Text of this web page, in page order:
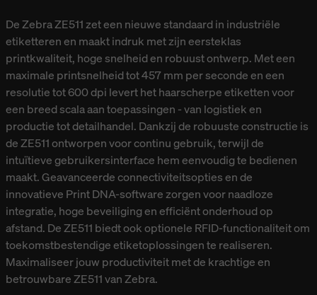
De Zebra ZE511 zet een nieuwe standaard in industriële
etiketteren en maakt indruk met zijn eersteklas
printkwaliteit, hoge snelheid en robuust ontwerp. Met een
maximale printsnelheid tot 457 mm per seconde en een
resolutie tot 600 dpi levert het haarscherpe etiketten voor
een breed scala aan toepassingen - van logistiek en
productie tot detailhandel. Dankzij de robuuste constructie is
de ZE511 ontworpen voor continu gebruik, terwijl de
intuïtieve gebruikersinterface hem eenvoudig te bedienen
maakt. Geavanceerde connectiviteitsopties en de
innovatieve Print DNA-software zorgen voor naadloze
integratie, hoge beveiliging en efficiënt onderhoud op
afstand. De ZE511 biedt ook optionele RFID-functionaliteit om
toekomstbestendige etiketoplossingen te realiseren.
Maximaliseer jouw productiviteit met de krachtige en
betrouwbare ZE511 van Zebra.